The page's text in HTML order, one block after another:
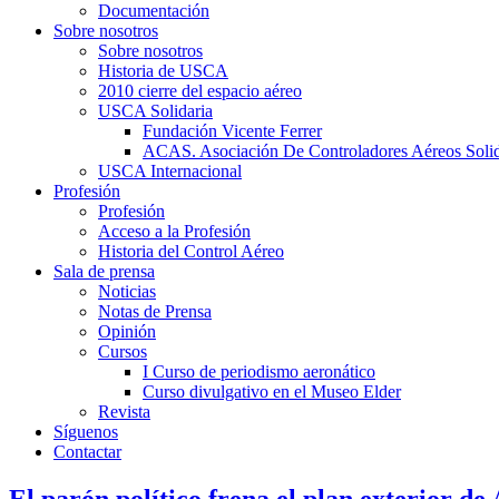
Documentación
Sobre nosotros
Sobre nosotros
Historia de USCA
2010 cierre del espacio aéreo
USCA Solidaria
Fundación Vicente Ferrer
ACAS. Asociación De Controladores Aéreos
USCA Internacional
Profesión
Profesión
Acceso a la Profesión
Historia del Control Aéreo
Sala de prensa
Noticias
Notas de Prensa
Opinión
Cursos
I Curso de periodismo aeronático
Curso divulgativo en el Museo Elder
Revista
Síguenos
Contactar